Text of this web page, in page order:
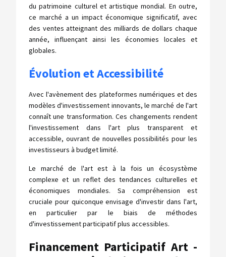
du patrimoine culturel et artistique mondial. En outre,
ce marché a un impact économique significatif, avec
des ventes atteignant des milliards de dollars chaque
année, influençant ainsi les économies locales et
globales.
Évolution et Accessibilité
Avec l'avènement des plateformes numériques et des
modèles d'investissement innovants, le marché de l'art
connaît une transformation. Ces changements rendent
l'investissement dans l'art plus transparent et
accessible, ouvrant de nouvelles possibilités pour les
investisseurs à budget limité.
Le marché de l'art est à la fois un écosystème
complexe et un reflet des tendances culturelles et
économiques mondiales. Sa compréhension est
cruciale pour quiconque envisage d'investir dans l'art,
en particulier par le biais de méthodes
d'investissement participatif plus accessibles.
Financement Participatif Art -